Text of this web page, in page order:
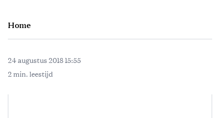
Home
24 augustus 2018 15:55
2 min. leestijd